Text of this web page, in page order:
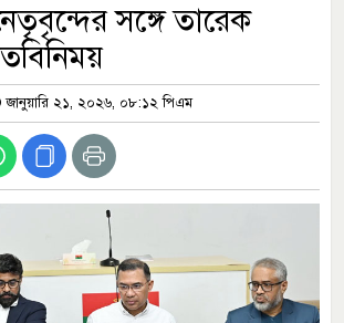
সঙ্গে তারেক
জানুয়ারি ২১, ২০২৬, ০৮:১২ পিএম